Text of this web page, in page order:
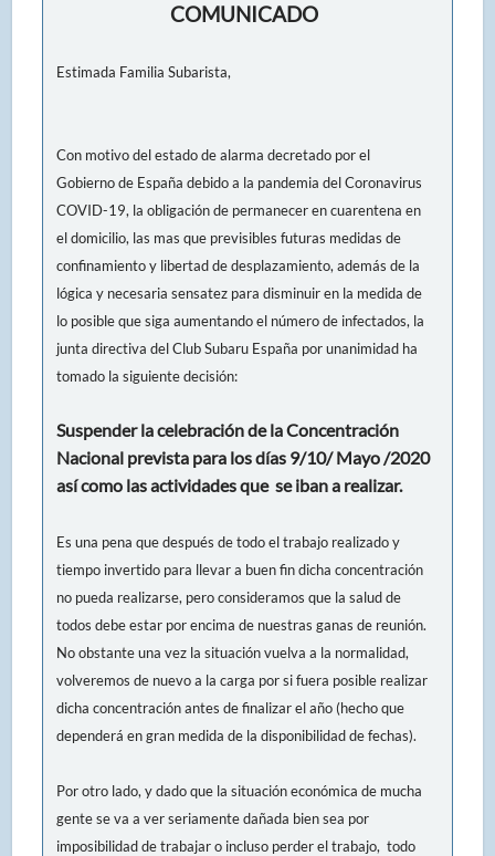
COMUNICADO
Estimada Familia Subarista,
Con motivo del estado de alarma decretado por el
Gobierno de España debido a la pandemia del Coronavirus
COVID-19, la obligación de permanecer en cuarentena en
el domicilio, las mas que previsibles futuras medidas de
confinamiento y libertad de desplazamiento, además de la
lógica y necesaria sensatez para disminuir en la medida de
lo posible que siga aumentando el número de infectados, la
junta directiva del Club Subaru España por unanimidad ha
tomado la siguiente decisión:
Suspender la celebración de la Concentración
Nacional prevista para los días 9/10/ Mayo /2020
así como las actividades que se iban a realizar.
Es una pena que después de todo el trabajo realizado y
tiempo invertido para llevar a buen fin dicha concentración
no pueda realizarse, pero consideramos que la salud de
todos debe estar por encima de nuestras ganas de reunión.
No obstante una vez la situación vuelva a la normalidad,
volveremos de nuevo a la carga por si fuera posible realizar
dicha concentración antes de finalizar el año (hecho que
dependerá en gran medida de la disponibilidad de fechas).
Por otro lado, y dado que la situación económica de mucha
gente se va a ver seriamente dañada bien sea por
imposibilidad de trabajar o incluso perder el trabajo, todo